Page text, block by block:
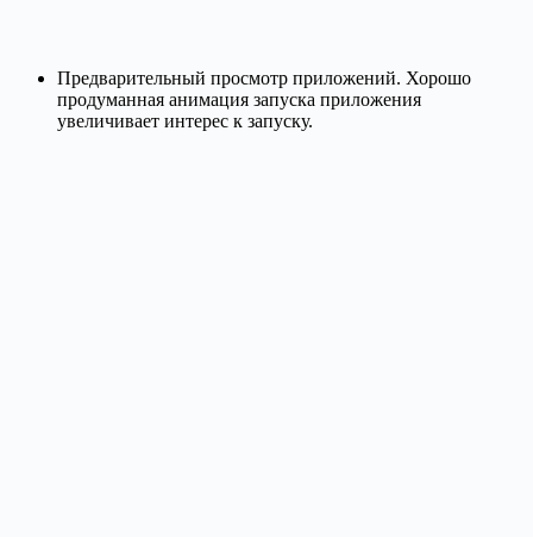
Предварительный просмотр приложений. Хорошо
продуманная анимация запуска приложения
увеличивает интерес к запуску.